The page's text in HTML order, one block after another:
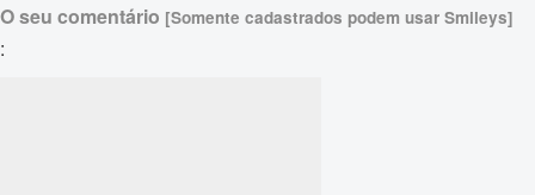
O seu comentário [Somente cadastrados podem usar Smileys]
: